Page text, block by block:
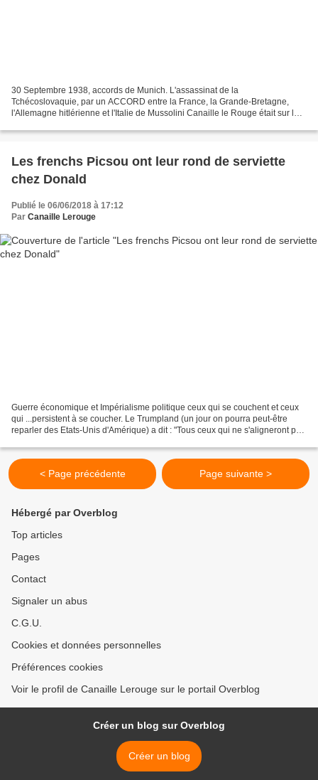
30 Septembre 1938, accords de Munich. L'assassinat de la
Tchécoslovaquie, par un ACCORD entre la France, la Grande-Bretagne,
l'Allemagne hitlérienne et l'Italie de Mussolini Canaille le Rouge était sur le
Les frenchs Picsou ont leur rond de serviette
chez Donald
Publié le 06/06/2018 à 17:12
Par Canaille Lerouge
Guerre économique et Impérialisme politique ceux qui se couchent et ceux
qui ...persistent à se coucher. Le Trumpland (un jour on pourra peut-être
reparler des Etats-Unis d'Amérique) a dit : "Tous ceux qui ne s'aligneront pas
< Page précédente Page suivante >
Hébergé par Overblog
Top articles
Pages
Contact
Signaler un abus
C.G.U.
Cookies et données personnelles
Préférences cookies
Voir le profil de Canaille Lerouge sur le portail Overblog
Créer un blog sur Overblog
Créer un blog